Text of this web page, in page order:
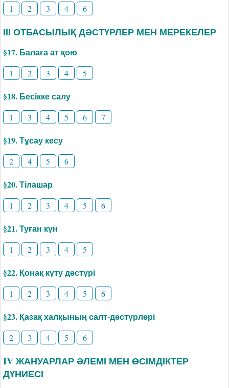
1 2 3 4 6
ІІІ ОТБАСЫЛЫҚ ДӘСТҮРЛЕР МЕН МЕРЕКЕЛЕР
§17. Балаға ат қою
1 2 3 4 5
§18. Бесікке салу
1 3 4 5 6 7
§19. Тұсау кесу
2 4 5 6
§20. Тілашар
1 2 3 4 5 6
§21. Туған күн
1 2 3 4 5
§22. Қонақ күту дәстүрі
1 2 3 4 5 6
§23. Қазақ халқының салт-дәстүрлері
2 3 4 5 6
IV ЖАНУАРЛАР ӘЛЕМІ МЕН ӨСІМДІКТЕР
ДҮНИЕСІ